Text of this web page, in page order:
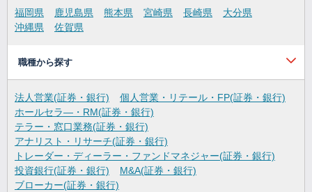
福岡県 鹿児島県 熊本県 宮崎県 長崎県
大分県
沖縄県
佐賀県
職種から探す
法人営業(証券・銀行)
個人営業・リテール・FP(証券・銀行)
ホールセラ―・RM(証券・銀行)
テラー・窓口業務(証券・銀行)
アナリスト・リサーチ(証券・銀行)
トレーダー・ディーラー・ファンドマネジャー(証券・銀行)
投資銀行(証券・銀行)
M&A(証券・銀行)
ブローカー(証券・銀行)